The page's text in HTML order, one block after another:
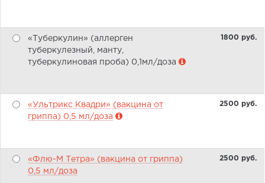
«Туберкулин» (аллерген
туберкулезный, манту,
туберкулиновая проба) 0,1мл/доза
1800 pуб.
«Ультрикс Квадри» (вакцина от
гриппа) 0,5 мл/доза
2500 pуб.
«Флю-М Тетра» (вакцина от гриппа)
0,5 мл/доза
2500 pуб.